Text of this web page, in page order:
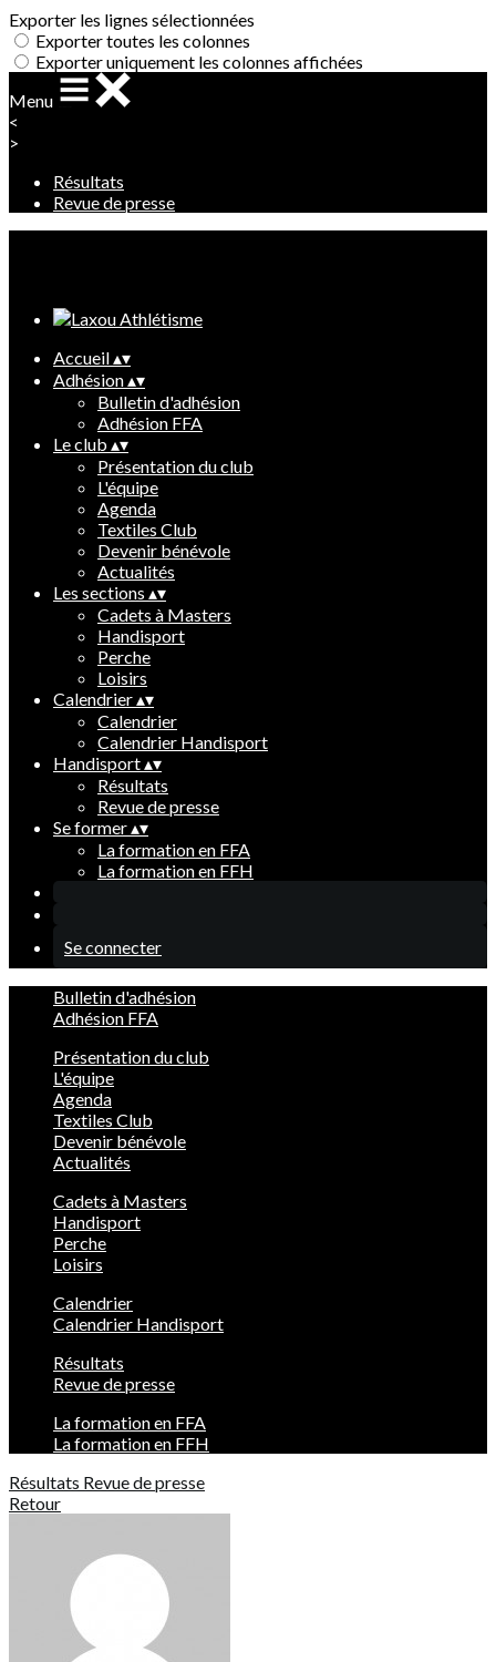
Exporter les lignes sélectionnées
Exporter toutes les colonnes
Exporter uniquement les colonnes affichées
Menu
<
>
Résultats
Revue de presse
Accueil▴▾
Adhésion▴▾
Bulletin d'adhésion
Adhésion FFA
Le club ▴▾
Présentation du club
L'équipe
Agenda
Textiles Club
Devenir bénévole
Actualités
Les sections ▴▾
Cadets à Masters
Handisport
Perche
Loisirs
Calendrier▴▾
Calendrier
Calendrier Handisport
Handisport▴▾
Résultats
Revue de presse
Se former▴▾
La formation en FFA
La formation en FFH
Se connecter
Bulletin d'adhésion
Adhésion FFA
Présentation du club
L'équipe
Agenda
Textiles Club
Devenir bénévole
Actualités
Cadets à Masters
Handisport
Perche
Loisirs
Calendrier
Calendrier Handisport
Résultats
Revue de presse
La formation en FFA
La formation en FFH
Résultats Revue de presse
Retour